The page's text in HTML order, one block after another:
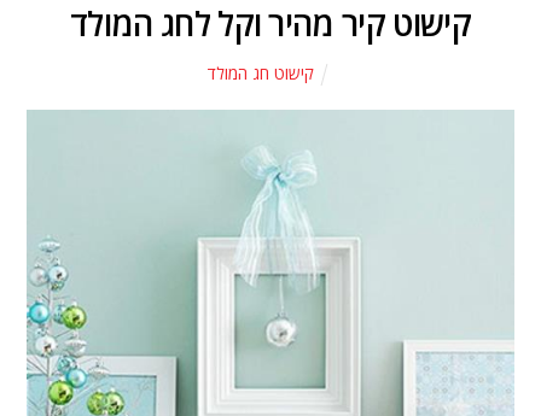
קישוט קיר מהיר וקל לחג המולד
קישוט חג המולד